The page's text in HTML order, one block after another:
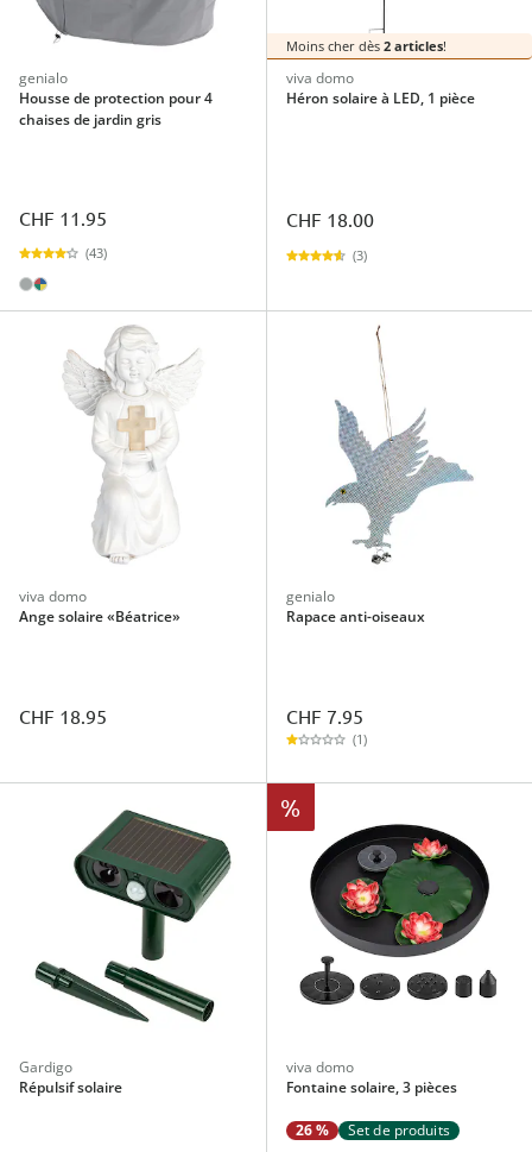
genialo
Housse de protection pour 4
chaises de jardin gris
CHF 11.95
(43)
Moins cher dès 2 articles!
viva domo
Héron solaire à LED, 1 pièce
CHF 18.00
(3)
viva domo
Ange solaire «Béatrice»
CHF 18.95
genialo
Rapace anti-oiseaux
CHF 7.95
(1)
Gardigo
Répulsif solaire
%
viva domo
Fontaine solaire, 3 pièces
26 % Set de produits